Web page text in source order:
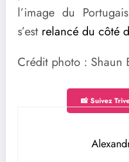
l’image du
s’est relancé du côté
Crédit photo : Shaun
📸 Suivez